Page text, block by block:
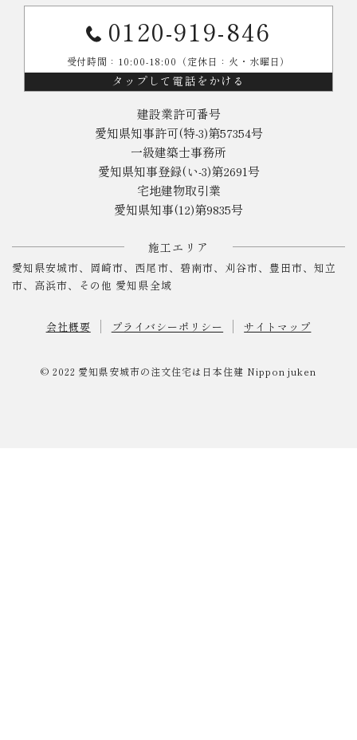
0120-919-846
受付時間：10:00-18:00（定休日：火・水曜日）
タップして電話をかける
建設業許可番号
愛知県知事許可(特-3)第57354号
一級建築士事務所
愛知県知事登録(い-3)第2691号
宅地建物取引業
愛知県知事(12)第9835号
施工エリア
愛知県安城市、岡崎市、西尾市、碧南市、刈谷市、豊田市、知立
市、高浜市、その他 愛知県全域
会社概要 プライバシーポリシー サイトマップ
© 2022 愛知県安城市の注文住宅は日本住建 Nippon juken